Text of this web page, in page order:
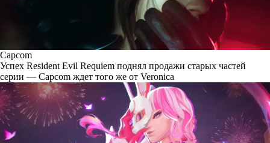
Capcom
Успех Resident Evil Requiem поднял продажи старых частей
серии — Capcom ждет того же от Veronica